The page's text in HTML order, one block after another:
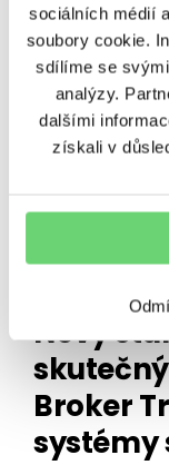
sociálních médií
soubory cookie.
sdílíme se
analýzy.
dalšími
získali v
přichází
rozvoj oblastí,
29. 3. 2026 •3
Nový
Broker
systémy